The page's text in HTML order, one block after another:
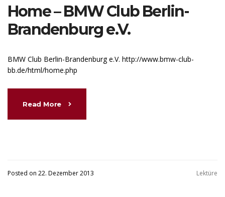
Home – BMW Club Berlin-
Brandenburg e.V.
BMW Club Berlin-Brandenburg e.V. http://www.bmw-club-
bb.de/html/home.php
Read More
Posted on 22. Dezember 2013 Lektüre